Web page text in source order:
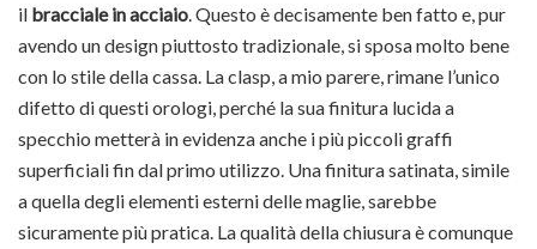
il bracciale in acciaio . Questo è decisamente ben fatto e, pur
avendo un design piuttosto tradizionale, si sposa molto bene
con lo stile della cassa. La clasp, a mio parere, rimane l’unico
difetto di questi orologi, perché la sua finitura lucida a
specchio metterà in evidenza anche i più piccoli graffi
superficiali fin dal primo utilizzo. Una finitura satinata, simile
a quella degli elementi esterni delle maglie, sarebbe
sicuramente più pratica. La qualità della chiusura è comunque